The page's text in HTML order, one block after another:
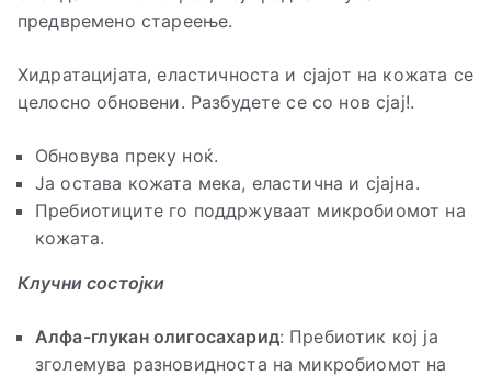
предвремено стареење.
Хидратацијата, еластичноста и сјајот на кожата се
целосно обновени. Разбудете се со нов сјај!.
Обновува преку ноќ.
Ја остава кожата мека, еластична и сјајна.
Пребиотиците го поддржуваат микробиомот на
кожата.
Клучни состојки
Алфа-глукан олигосахарид: Пребиотик кој ја
зголемува разновидноста на микробиомот на